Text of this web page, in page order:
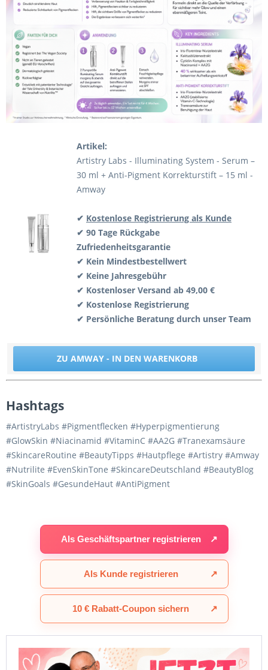
Artikel:
Artistry Labs - Illuminating System - Serum –
30 ml + Anti-Pigment Korrekturstift – 15 ml -
Amway
✔ Kostenlose Registrierung als Kunde
✔ 90 Tage Rückgabe
Zufriedenheitsgarantie
✔ Kein Mindestbestellwert
✔ Keine Jahresgebühr
✔ Kostenloser Versand ab 49,00 €
✔ Kostenlose Registrierung
✔ Persönliche Beratung durch unser Team
ZU AMWAY - IN DEN WARENKORB
Hashtags
#ArtistryLabs #Pigmentflecken #Hyperpigmentierung
#GlowSkin #Niacinamid #VitaminC #AA2G #Tranexamsäure
#SkincareRoutine #BeautyTipps #Hautpflege #Artistry #Amway
#Nutrilite #EvenSkinTone #SkincareDeutschland #BeautyBlog
#SkinGoals #GesundeHaut #AntiPigment
Als Geschäftspartner registrieren ↗
Als Kunde registrieren ↗
10 € Rabatt-Coupon sichern ↗